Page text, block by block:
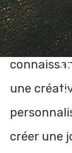
mariage
le couple
une
créer une